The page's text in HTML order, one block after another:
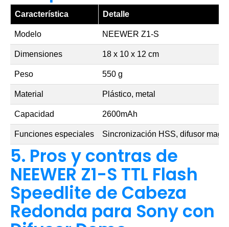
Característica Detalle
Modelo NEEWER Z1-S
Dimensiones 18 x 10 x 12 cm
Peso 550 g
Material Plástico, metal
Capacidad 2600mAh
Funciones especiales Sincronización HSS, difusor
5. Pros y contras de
NEEWER Z1-S TTL Flash
Speedlite de Cabeza
Redonda para Sony con